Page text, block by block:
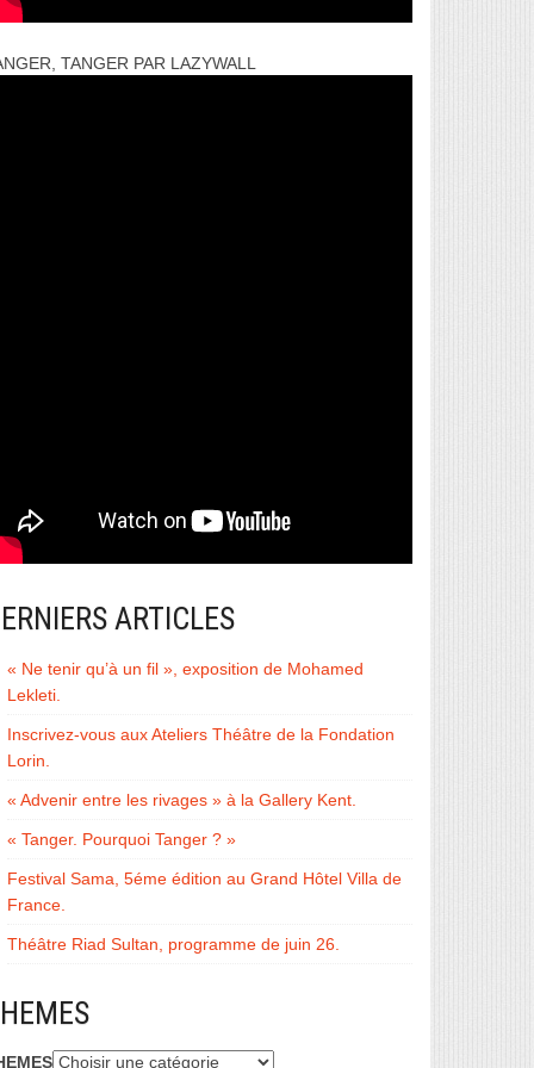
TANGER PAR LAZYWALL
ARTICLES
« Ne tenir qu’à un fil », exposition de Mohamed
Lekleti.
Inscrivez-vous aux Ateliers Théâtre de la Fondation
Lorin.
« Advenir entre les rivages » à la Gallery Kent.
« Tanger. Pourquoi Tanger ? »
Festival Sama, 5éme édition au Grand Hôtel Villa de
France.
Théâtre Riad Sultan, programme de juin 26.